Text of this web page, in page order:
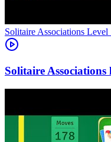
Level